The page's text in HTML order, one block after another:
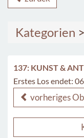
Kategorien >
137: KUNST &
Erstes Los endet:
vorheriges